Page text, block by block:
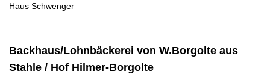
Haus Schwenger
Backhaus/Lohnbäckerei von W.Borgolte aus
Stahle / Hof Hilmer-Borgolte